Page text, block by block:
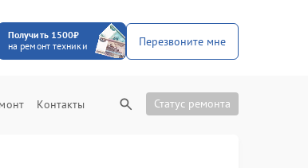
Получить 1500₽
на ремонт техники
Перезвоните мне
Контакты Статус ремонта